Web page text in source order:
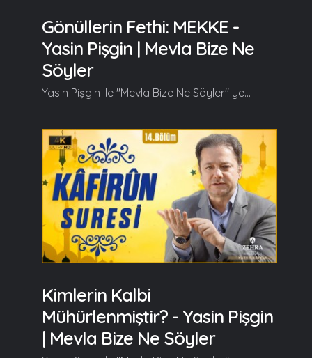
Gönüllerin Fethi: MEKKE -
Yasin Pişgin | Mevla Bize Ne
Söyler
Yasin Pişgin ile "Mevla Bize Ne Söyler" yeni bölümüyle kaldığı yerden devam ediyor. Yasin Pişgin bu bölümde Nasr Suresi'nin tefsirini anlattı. Yasin Pişgin bu bölümün başlangıcında şunları söyledi; Bu gün Kur'an'ın tam sure olarak indirilmiş son suresini yani bütünsel olarak indirilmiş 114. Suresini, inişteki 114. Sureyi, Nasr Suresini, yardım suresini inşallah birlikte incelemeye çalışacağız. Peygamber Efendimiz (s.a.v) Mekke'de biliyorsunuz çok büyük zulümler gördü. Peygamber Efendimiz'in yaşadığı ekonomik ve sosyal abluka yılları, Efendimiz'in yaşadığı hüzün yılı, Peygamber Efendimiz'e uygulanan, ashabına uygulanan tacizler, işkenceler izahtan varestedir... Efendimiz'in (s.a.v) ashabı öncelikli olarak Habeşistan'a bir hicret gerçekleştirdi fakat daha sonra Allah'ın emriyle Ashab-ı Kiram, Peygamber Efendimiz'e iman eden müminler Efendimiz' de (s.a.v) onların sonrasında Medine'ye hicret ettiler. Hicre aslında fethe bir hazırlıktı çünkü Mekke'nin fethedilmesi gerekiyordu çünkü Beytullah, Kabe-i Müşerrefe oradaydı ve Efendimiz (s.a.v) 10.000 kişilik bir ordu ile Mekke'yi fethetti... İşte bu sure fetih geldiğinde, Allah'ın yardımı geldiğinde müminlerin aslında Hz. Peygamber özelinde bize anlatacak, ne yapılması lazım, Allah'ın lütfu, ihsanı geldiğinde, Allah'ın yardımı geldiğinde Peygamber Efendimiz'den Allah neyi bekliyor, nasıl bir ibadet ortaya koymasını bekliyor Peygamber Efendimiz özelinde biz bunu anlamaya ve bu gün kendimize bunu uyarlamaya yani biz de Efendimiz'e zafer geldiğinde, fetih geldiğinde Peygamberimiz'in ortaya koyduğu o tavırdan, o kulluk örnekliğinden bu gün kendimize bir pay çıkarmaya çalışacağız... Devamı videoda... Ramazan güzeldir, Beraber güzelleşelim...
Kimlerin Kalbi
Mühürlenmiştir? - Yasin Pişgin
| Mevla Bize Ne Söyler